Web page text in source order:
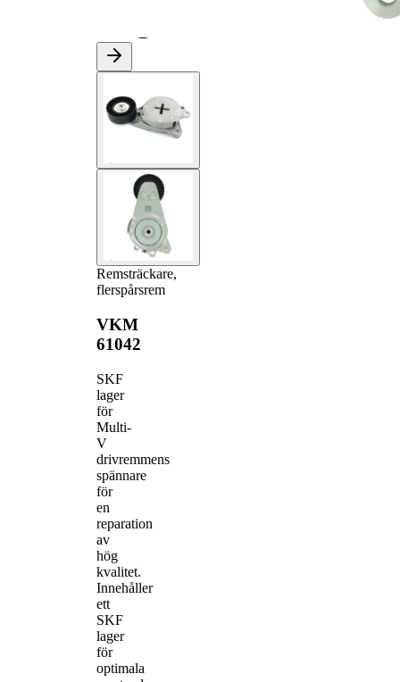
Remsträckare,
flerspårsrem
VKM
61042
SKF
lager
för
Multi-
V
drivremmens
spännare
för
en
reparation
av
hög
kvalitet.
Innehåller
ett
SKF
lager
för
optimala